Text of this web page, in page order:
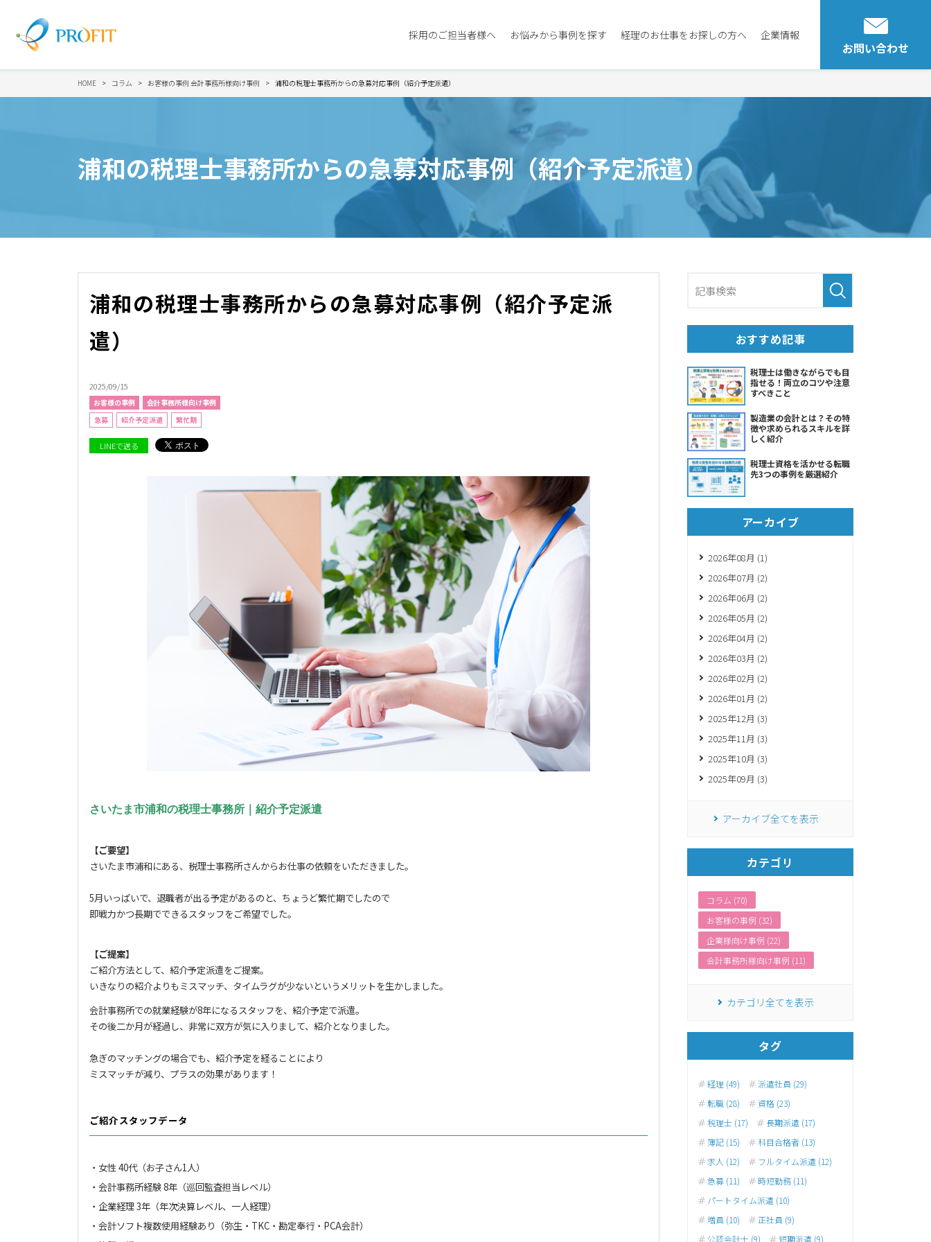
採用のご担当者様へ お悩みから事例を探す 経理のお仕事をお探しの方へ 企業情報
お問い合わせ
HOME コラム お客様の事例 会計事務所様向け事例 浦和の税理士事務所からの急募対応事例（紹介予定派遣）
浦和の税理士事務所からの急募対応事例（紹介予定派遣）
浦和の税理士事務所からの急募対応事例（紹介予定派
遣）
2025/09/15
お客様の事例
会計事務所様向け事例
急募
紹介予定派遣 繁忙期
LINEで送る
さいたま市浦和の税理士事務所｜紹介予定派遣
【ご要望】
さいたま市浦和にある、税理士事務所さんからお仕事の依頼をいただきました。
5月いっぱいで、退職者が出る予定があるのと、ちょうど繁忙期でしたので
即戦力かつ長期でできるスタッフをご希望でした。
【ご提案】
ご紹介方法として、紹介予定派遣をご提案。
いきなりの紹介よりもミスマッチ、タイムラグが少ないというメリットを生かしました。
会計事務所での就業経験が8年になるスタッフを、紹介予定で派遣。
その後二か月が経過し、非常に双方が気に入りまして、紹介となりました。
急ぎのマッチングの場合でも、紹介予定を経ることにより
ミスマッチが減り、プラスの効果があります！
ご紹介スタッフデータ
・女性 40代（お子さん1人）
・会計事務所経験 8年（巡回監査担当レベル）
・企業経理 3年（年次決算レベル、一人経理）
・会計ソフト複数使用経験あり（弥生・TKC・勘定奉行・PCA会計）
おすすめ記事
税理士は働きながらでも目
指せる！両立のコツや注意
すべきこと
製造業の会計とは？その特
徴や求められるスキルを詳
しく紹介
税理士資格を活かせる転職
先3つの事例を厳選紹介
アーカイブ
2026年08月 (1)
2026年07月 (2)
2026年06月 (2)
2026年05月 (2)
2026年04月 (2)
2026年03月 (2)
2026年02月 (2)
2026年01月 (2)
2025年12月 (3)
2025年11月 (3)
2025年10月 (3)
2025年09月 (3)
アーカイブ全てを表示
カテゴリ
コラム (70)
お客様の事例 (32)
企業様向け事例 (22)
会計事務所様向け事例 (11)
カテゴリ全てを表示
タグ
経理 (49)
派遣社員 (29)
転職 (28)
資格 (23)
税理士 (17)
長期派遣 (17)
簿記 (15)
科目合格者 (13)
求人 (12)
フルタイム派遣 (12)
急募 (11)
時短勤務 (11)
パートタイム派遣 (10)
増員 (10)
正社員 (9)
公認会計士 (9)
短期派遣 (9)